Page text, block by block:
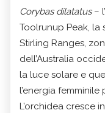
Corybas dilatatus–
Toolrunup Peak,
Stirling Ranges,
dell’Australia
la luce solare e
l’energia
L’orchidea cresce